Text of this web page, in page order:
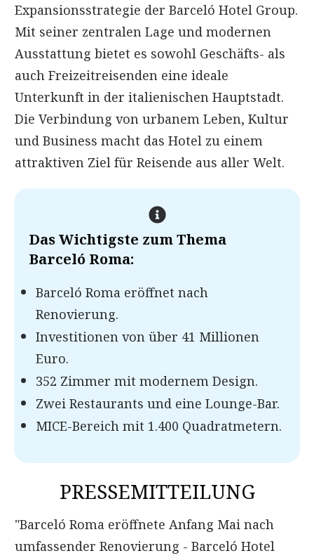
Expansionsstrategie der Barceló Hotel Group.
Mit seiner zentralen Lage und modernen
Ausstattung bietet es sowohl Geschäfts- als
auch Freizeitreisenden eine ideale
Unterkunft in der italienischen Hauptstadt.
Die Verbindung von urbanem Leben, Kultur
und Business macht das Hotel zu einem
attraktiven Ziel für Reisende aus aller Welt.
Das Wichtigste zum Thema
Barceló Roma:
Barceló Roma eröffnet nach
Renovierung.
Investitionen von über 41 Millionen
Euro.
352 Zimmer mit modernem Design.
Zwei Restaurants und eine Lounge-Bar.
MICE-Bereich mit 1.400 Quadratmetern.
PRESSEMITTEILUNG
"Barceló Roma eröffnete Anfang Mai nach
umfassender Renovierung - Barceló Hotel